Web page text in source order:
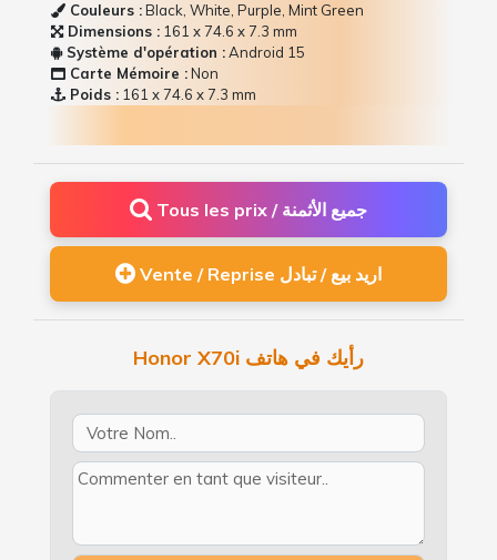
Couleurs :Black, White, Purple, Mint Green
Dimensions : 161 x 74.6 x 7.3 mm
Système d'opération :Android 15
Carte Mémoire :Non
Poids : 161 x 74.6 x 7.3 mm
Tous les prix / جميع الأثمنة
Vente / Reprise اريد بيع / تبادل
Honor X70i رأيك في هاتف